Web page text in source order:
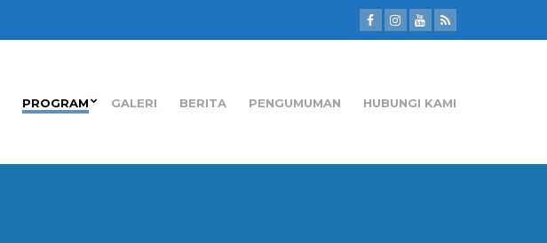
PROGRAM GALERI BERITA PENGUMUMAN HUBUNGI KAMI